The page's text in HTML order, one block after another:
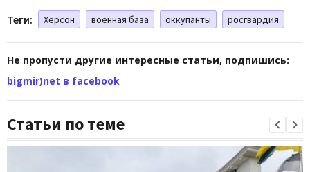
Теги: Херсон военная база оккупанты росгвардия
Не пропусти другие интересные статьи, подпишись:
bigmir)net в facebook
Статьи по теме